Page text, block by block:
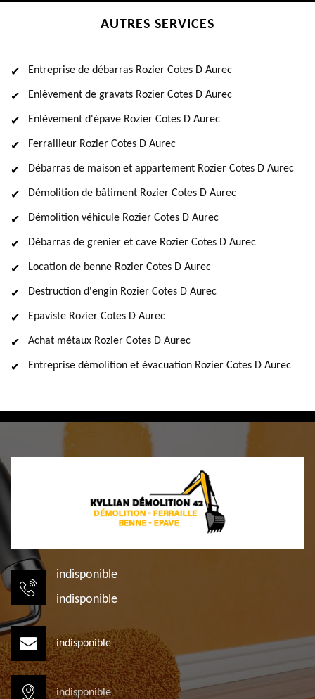
AUTRES SERVICES
Entreprise de débarras Rozier Cotes D Aurec
Enlèvement de gravats Rozier Cotes D Aurec
Enlèvement d'épave Rozier Cotes D Aurec
Ferrailleur Rozier Cotes D Aurec
Débarras de maison et appartement Rozier Cotes D Aurec
Démolition de bâtiment Rozier Cotes D Aurec
Démolition véhicule Rozier Cotes D Aurec
Débarras de grenier et cave Rozier Cotes D Aurec
Location de benne Rozier Cotes D Aurec
Destruction d'engin Rozier Cotes D Aurec
Epaviste Rozier Cotes D Aurec
Achat métaux Rozier Cotes D Aurec
Entreprise démolition et évacuation Rozier Cotes D Aurec
indisponible
indisponible
indisponible
indisponible